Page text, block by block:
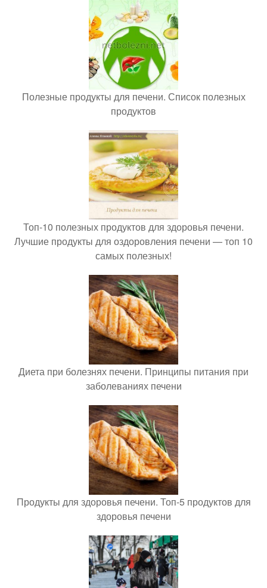
Полезные продукты для печени. Список полезных
продуктов
Топ-10 полезных продуктов для здоровья печени.
Лучшие продукты для оздоровления печени — топ 10
самых полезных!
Диета при болезнях печени. Принципы питания при
заболеваниях печени
Продукты для здоровья печени. Топ-5 продуктов для
здоровья печени